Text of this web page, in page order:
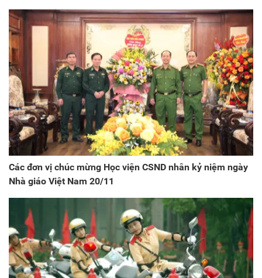
Các đơn vị chúc mừng Học viện CSND nhân kỷ niệm ngày
Nhà giáo Việt Nam 20/11